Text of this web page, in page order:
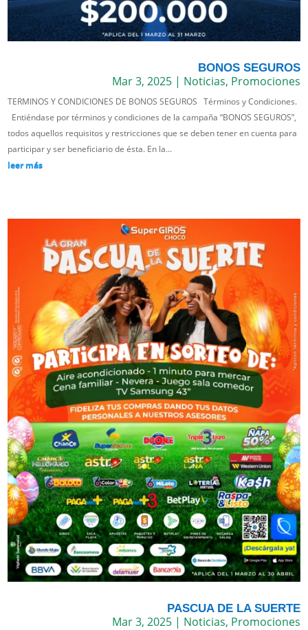
BONOS SEGUROS
Mar 3, 2025| Noticias, Promociones
TERMINOS Y CONDICIONES DE BONOS SEGUROS Términos y Condiciones.
Entiéndase por términos y condiciones de la campaña “BONOS SEGUROS”,
todos aquellos requisitos y restricciones que se deben tener en cuenta para
participar y ser beneficiario de ésta. En la...
leer más
PASCUA DE LA SUERTE
Mar 3, 2025| Noticias, Promociones